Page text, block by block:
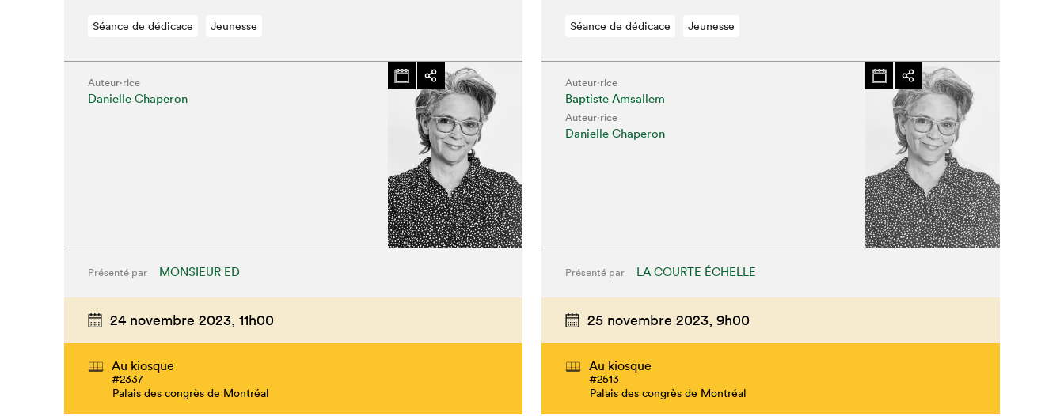
Que cherchez-vous?
Séance de dédicace Jeunesse
Auteur·rice
Danielle Chaperon
Présenté par MONSIEUR ED
24 novembre 2023, 11h00
Au kiosque
#2337
Palais des congrès de Montréal
Séance de dédicace Jeunesse
Auteur·rice
Baptiste Amsallem
Auteur·rice
Danielle Chaperon
Présenté par LA COURTE ÉCHELLE
25 novembre 2023, 9h00
Au kiosque
#2513
Palais des congrès de Montréal